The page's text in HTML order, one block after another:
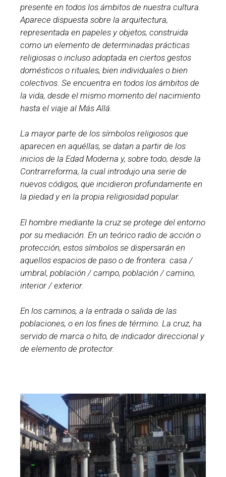
presente en todos los ámbitos de nuestra cultura.
Aparece dispuesta sobre la arquitectura,
representada en papeles y objetos, construida
como un elemento de determinadas prácticas
religiosas o incluso adoptada en ciertos gestos
domésticos o rituales, bien individuales o bien
colectivos. Se encuentra en todos los ámbitos de
la vida, desde el mismo momento del nacimiento
hasta el viaje al Más Allá.
La mayor parte de los símbolos religiosos que
aparecen en aquéllas, se datan a partir de los
inicios de la Edad Moderna y, sobre todo, desde la
Contrarreforma, la cual introdujo una serie de
nuevos códigos, que incidieron profundamente en
la piedad y en la propia religiosidad popular.
El hombre mediante la cruz se protege del entorno
por su mediación. En un teórico radio de acción o
protección, estos símbolos se dispersarán en
aquellos espacios de paso o de frontera: casa /
umbral, población / campo, población / camino,
interior / exterior.
En los caminos, a la entrada o salida de las
poblaciones, o en los fines de término. La cruz, ha
servido de marca o hito, de indicador direccional y
de elemento de protector.